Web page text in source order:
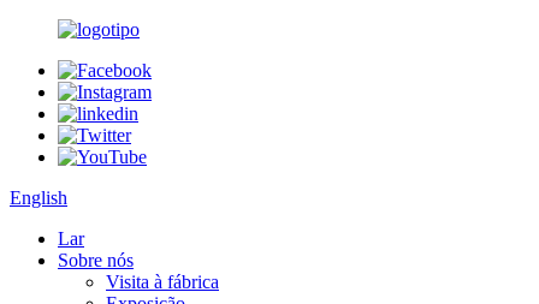
English
Lar
Sobre nós
Visita à fábrica